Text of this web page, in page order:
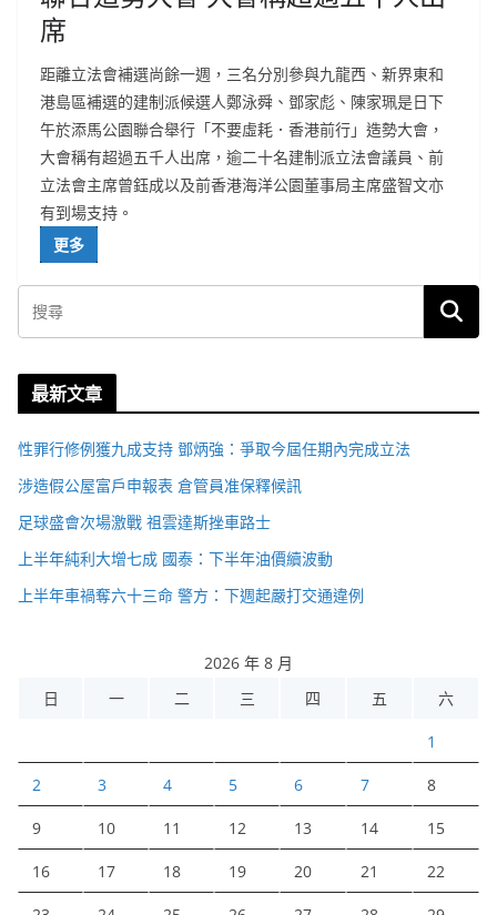
席
距離立法會補選尚餘一週，三名分別參與九龍西、新界東和
港島區補選的建制派候選人鄭泳舜、鄧家彪、陳家珮是日下
午於添馬公園聯合舉行「不要虛耗．香港前行」造勢大會，
大會稱有超過五千人出席，逾二十名建制派立法會議員、前
立法會主席曾鈺成以及前香港海洋公園董事局主席盛智文亦
有到場支持。
更多
最新文章
性罪行修例獲九成支持 鄧炳強：爭取今屆任期內完成立法
涉造假公屋富戶申報表 倉管員准保釋候訊
足球盛會次場激戰 祖雲達斯挫車路士
上半年純利大增七成 國泰：下半年油價續波動
上半年車禍奪六十三命 警方：下週起嚴打交通違例
2026 年 8 月
日
一 二 三 四 五 六
1
2 3 4 5 6 7 8
9 10 11 12 13 14 15
16 17 18 19 20 21 22